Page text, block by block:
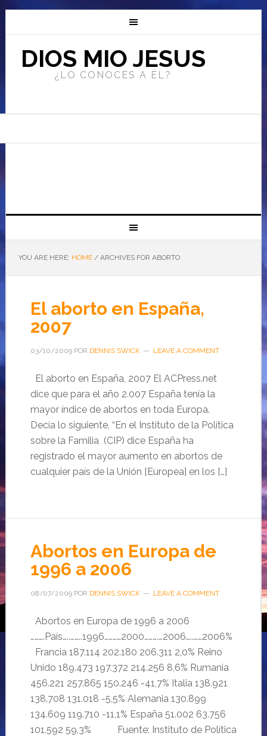
DIOS MIO JESUS
¿LO CONOCES A ÉL?
YOU ARE HERE: HOME /ARCHIVES FOR ABORTO
El aborto en España,
2007
03/10/2009POR DENNIS SWICK LEAVE A COMMENT
El aborto en España, 2007 El ACPress.net
dice que para el año 2.007 España tenía la
mayor índice de abortos en toda Europa.
Decía lo siguiente, “En el Instituto de la Política
sobre la Familia (CIP) dice España ha
registrado el mayor aumento en abortos de
cualquier país de la Unión [Europea] en los […]
Abortos en Europa de
1996 a 2006
08/07/2009POR DENNIS SWICK LEAVE A COMMENT
Abortos en Europa de 1996 a 2006
……….País…..……..1996…………2000……….…2006…..……2006%
Francia 187.114 202.180 206.311 2,0% Reino
Unido 189.473 197.372 214.256 8,6% Rumania
456.221 257.865 150.246 -41,7% Italia 138.921
138.708 131.018 -5,5% Alemania 130.899
134.609 119.710 -11,1% España 51.002 63.756
101.592 59,3% Fuente: Instituto de Política